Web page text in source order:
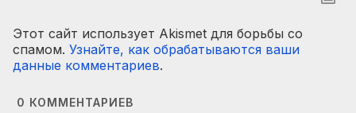
Этот сайт использует Akismet для борьбы со
спамом. Узнайте, как обрабатываются ваши
данные комментариев.
0 КОММЕНТАРИЕВ